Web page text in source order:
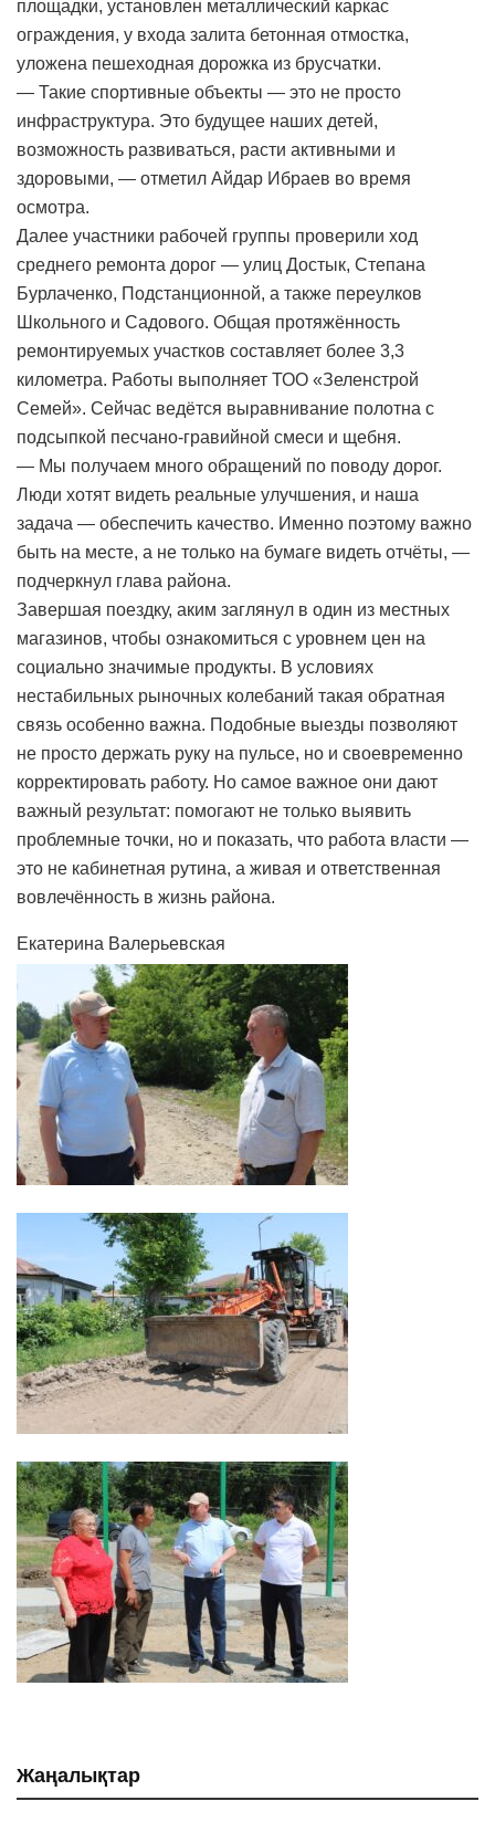
площадки, установлен металлический каркас
ограждения, у входа залита бетонная отмостка,
уложена пешеходная дорожка из брусчатки.
— Такие спортивные объекты — это не просто
инфраструктура. Это будущее наших детей,
возможность развиваться, расти активными и
здоровыми, — отметил Айдар Ибраев во время
осмотра.
Далее участники рабочей группы проверили ход
среднего ремонта дорог — улиц Достык, Степана
Бурлаченко, Подстанционной, а также переулков
Школьного и Садового. Общая протяжённость
ремонтируемых участков составляет более 3,3
километра. Работы выполняет ТОО «Зеленстрой
Семей». Сейчас ведётся выравнивание полотна с
подсыпкой песчано-гравийной смеси и щебня.
— Мы получаем много обращений по поводу дорог.
Люди хотят видеть реальные улучшения, и наша
задача — обеспечить качество. Именно поэтому важно
быть на месте, а не только на бумаге видеть отчёты, —
подчеркнул глава района.
Завершая поездку, аким заглянул в один из местных
магазинов, чтобы ознакомиться с уровнем цен на
социально значимые продукты. В условиях
нестабильных рыночных колебаний такая обратная
связь особенно важна. Подобные выезды позволяют
не просто держать руку на пульсе, но и своевременно
корректировать работу. Но самое важное они дают
важный результат: помогают не только выявить
проблемные точки, но и показать, что работа власти —
это не кабинетная рутина, а живая и ответственная
вовлечённость в жизнь района.
Екатерина Валерьевская
Жаңалықтар